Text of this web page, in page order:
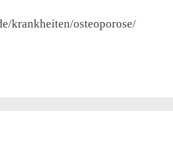
krankheiten/osteoporose/